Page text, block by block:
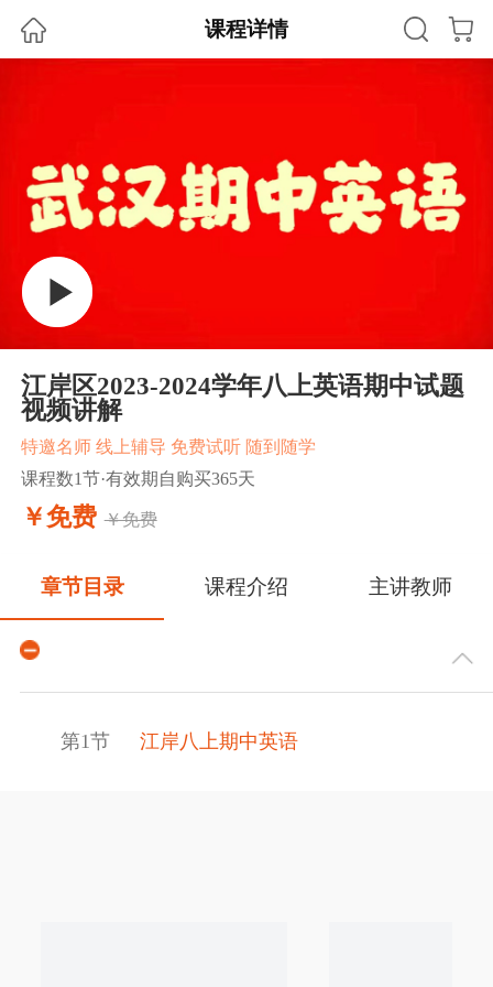
课程详情
江岸区2023-2024学年八上英语期中试题
视频讲解
特邀名师 线上辅导 免费试听 随到随学
课程数1节·有效期自购买365天
￥免费 ￥免费
章节目录 课程介绍 主讲教师
第1节 江岸八上期中英语